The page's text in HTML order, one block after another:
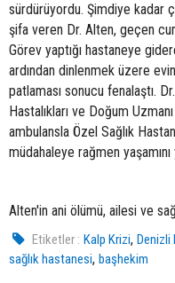
sürdürüyordu. Şimdiye kadar
şifa veren Dr. Alten, geçen
Görev yaptığı hastaneye
ardından dinlenmek üzere
patlaması sonucu fenalaştı.
Hastalıkları ve Doğum
ambulansla Özel Sağlık
müdahaleye rağmen
Alten'in ani ölümü, ailesi ve
Etiketler : Kalp Krizi,Denizli
sağlık hastanesi, başhekim